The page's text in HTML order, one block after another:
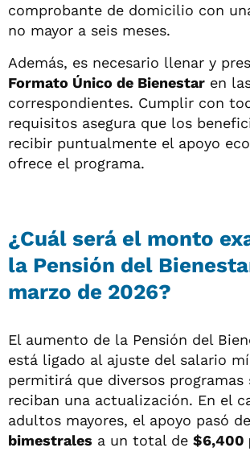
comprobante de domicilio con
no mayor a seis meses.
Además, es necesario llenar y
Formato Único de Bienestar en
correspondientes. Cumplir con
requisitos asegura que los
recibir puntualmente el apoyo
ofrece el programa.
¿Cuál será el monto
la Pensión del
marzo de 2026?
El aumento de la Pensión del
está ligado al ajuste del salario
permitirá que diversos programas
reciban una actualización. En el
adultos mayores, el apoyo pasó de
bimestrales a un total de $6,400